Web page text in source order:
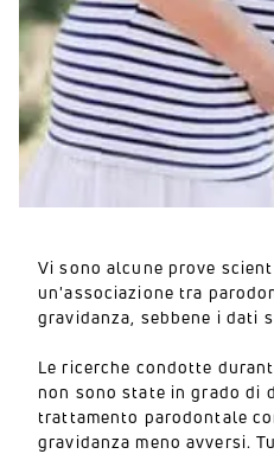
Vi sono alcune prove
un'associazione tra
gravidanza, sebbene i dati
Le ricerche condotte
non sono state in grado di
trattamento parodontale
gravidanza meno avversi.